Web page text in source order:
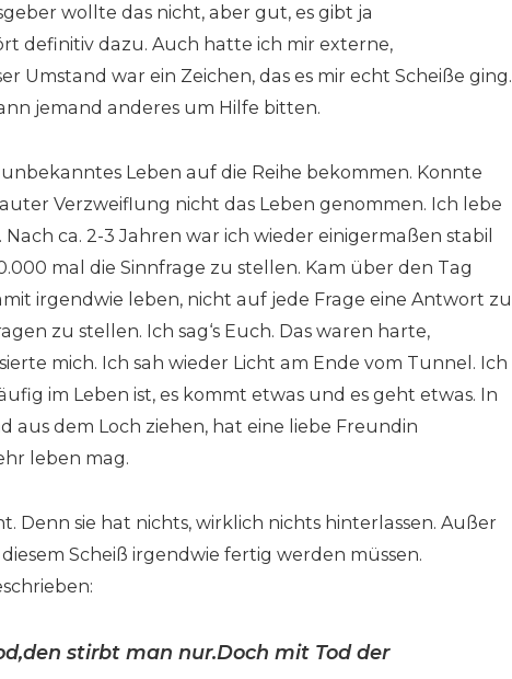
wollte das nicht, aber gut, es gibt ja
definitiv dazu. Auch hatte ich mir externe,
Umstand war ein Zeichen, das es mir echt Scheiße ging.
jemand anderes um Hilfe bitten.
Leben auf die Reihe bekommen. Konnte
Verzweiflung nicht das Leben genommen. Ich lebe
ca. 2-3 Jahren war ich wieder einigermaßen stabil
mal die Sinnfrage zu stellen. Kam über den Tag
irgendwie leben, nicht auf jede Frage eine Antwort zu
zu stellen. Ich sag‘s Euch. Das waren harte,
mich. Ich sah wieder Licht am Ende vom Tunnel. Ich
im Leben ist, es kommt etwas und es geht etwas. In
aus dem Loch ziehen, hat eine liebe Freundin
leben mag.
Denn sie hat nichts, wirklich nichts hinterlassen. Außer
Scheiß irgendwie fertig werden müssen.
stirbt man nur.Doch mit Tod der